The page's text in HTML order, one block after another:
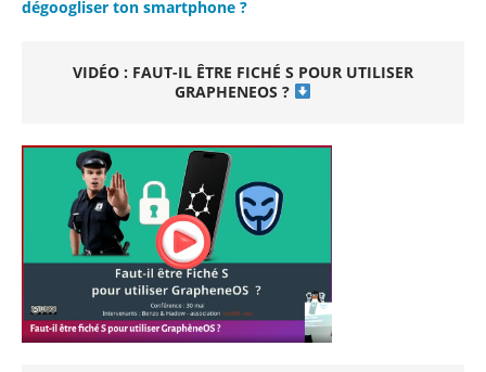
dégoogliser ton smartphone ?
VIDÉO : FAUT-IL ÊTRE FICHÉ S POUR UTILISER
GRAPHENEOS ?